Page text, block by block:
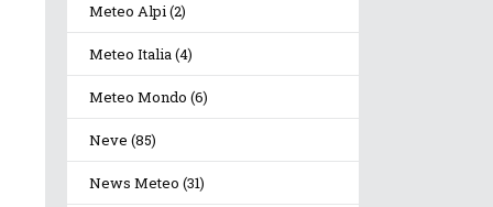
Meteo Alpi(2)
Meteo Italia(4)
Meteo Mondo (6)
Neve (85)
News Meteo (31)